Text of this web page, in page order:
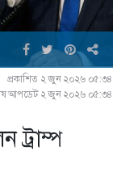
প্রকাশিত ২ জুন ২০২৬ ০৫:৩৪
আপডেট ২ জুন ২০২৬ ০৫:৩৪
ট্রাম্প